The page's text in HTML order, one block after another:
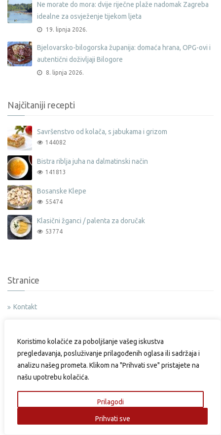
Koristimo kolačiće za poboljšanje vašeg iskustva
pregledavanja, posluživanje prilagođenih oglasa ili sadržaja i
analizu našeg prometa. Klikom na "Prihvati sve" pristajete na
našu upotrebu kolačića.
Prilagodi
Prihvati sve
Ne morate do mora: dvije riječne plaže nadomak Zagreba
idealne za osvježenje tijekom ljeta
19. lipnja 2026.
Bjelovarsko-bilogorska županija: domaća hrana, OPG-ovi i
autentični doživljaji Bilogore
8. lipnja 2026.
Najčitaniji recepti
Savršenstvo od kolača, s jabukama i grizom
144082
Bistra riblja juha na dalmatinski način
141813
Bosanske Klepe
55474
Klasični žganci / palenta za doručak
53774
Stranice
Kontakt
Uredništvo i suradnici
Pravila i uvjeti korištenja
Impressum
Sponzorirani
Oglašavanje